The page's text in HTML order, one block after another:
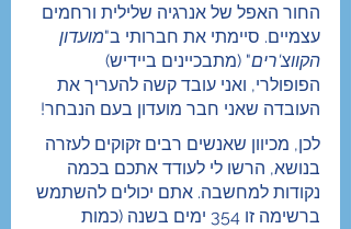
החור האפל של אנרגיה שלילית ורחמים
עצמיים. סיימתי את חברותי ב"מועדון
הקווצ'רים" (מתבכיינים ביידיש)
הפופולרי, ואני עובד קשה להעריך את
העובדה שאני חבר מועדון בעם הנבחר!
לכן, מכיוון שאנשים רבים זקוקים לעזרה
בנושא, הרשו לי לעודד אתכם בכמה
נקודות למחשבה. אתם יכולים להשתמש
ברשימה זו 354 ימים בשנה (כמות